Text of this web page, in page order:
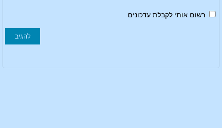
רשום אותי לקבלת עדכונים